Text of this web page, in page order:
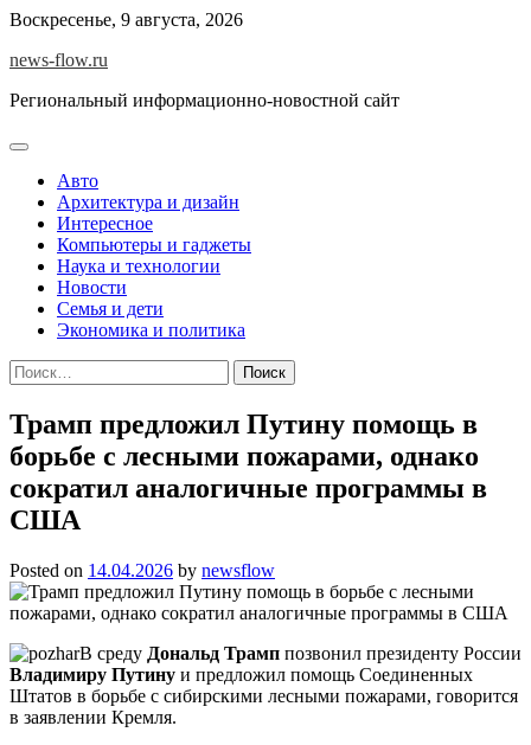
Skip
content
Воскресенье, 9 августа, 2026
news-flow.ru
Региональный информационно-новостной сайт
Авто
Архитектура и дизайн
Интересное
Компьютеры и гаджеты
Наука и технологии
Новости
Семья и дети
Экономика и политика
Найти:
Трамп предложил Путину помощь в
борьбе с лесными пожарами, однако
сократил аналогичные программы в
США
Posted on 14.04.2026 by newsflow
В среду Дональд Трамп позвонил президенту России
Владимиру Путину и предложил помощь Соединенных
Штатов в борьбе с сибирскими лесными пожарами, говорится
в заявлении Кремля.